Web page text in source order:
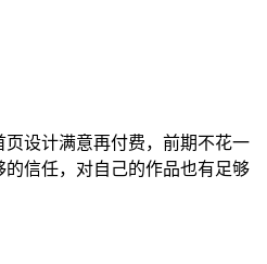
页设计满意再付费，前期不花一
的信任，对自己的作品也有足够